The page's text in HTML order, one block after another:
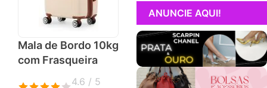
Mala de Bordo 10kg
com Frasqueira
4.6 / 5
ANUNCIE AQUI!